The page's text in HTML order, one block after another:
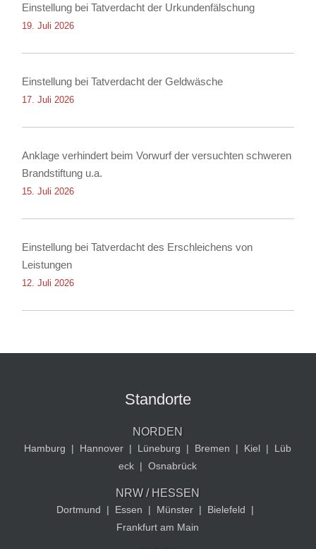
Einstellung bei Tatverdacht der Urkundenfälschung
19. Juli 2026
Einstellung bei Tatverdacht der Geldwäsche
17. Juli 2026
Anklage verhindert beim Vorwurf der versuchten schweren
Brandstiftung u.a.
15. Juli 2026
Einstellung bei Tatverdacht des Erschleichens von
Leistungen
12. Juli 2026
Standorte
NORDEN
Hamburg | Hannover | Lüneburg | Bremen | Kiel |
Lüb
eck | Osnabrück
NRW / HESSEN
Dortmund | Essen | Münster | Bielefeld
|
Frankfurt am Main